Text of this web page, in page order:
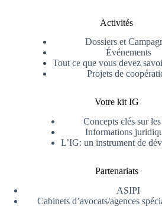
Activités
Dossiers et
Événements
Tout ce que vous devez
Projets de
Votre kit IG
Concepts clés sur
Informations
L’IG: un instrument de
Partenariats
ASIPI
Cabinets d’avocats/agences